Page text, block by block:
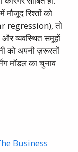
रिश्तों को
regression), तो
व्यवस्थित समूहों
को अपनी ज़रूरतों
मॉडल का चुनाव
Business